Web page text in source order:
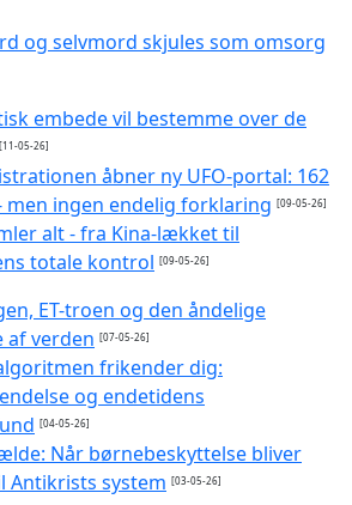
og selvmord skjules som omsorg
embede vil bestemme over de
[11-05-26]
åbner ny UFO-portal: 162
ingen endelig forklaring [09-05-26]
alt - fra Kina-lækket til
totale kontrol [09-05-26]
ET-troen og den åndelige
af verden [07-05-26]
frikender dig:
og endetidens
[04-05-26]
Når børnebeskyttelse bliver
Antikrists system [03-05-26]